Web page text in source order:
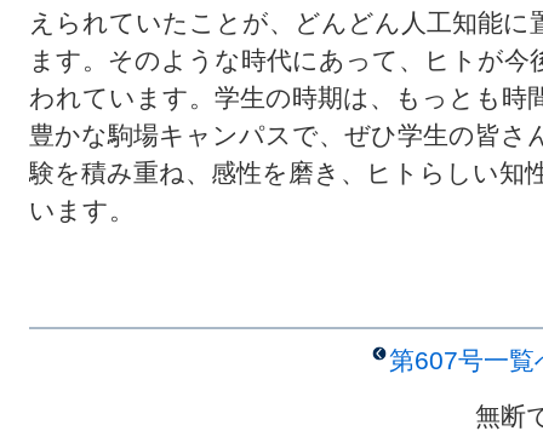
えられていたことが、どんどん人工知能
ます。そのような時代にあって、ヒトが
われています。学生の時期は、もっとも時
豊かな駒場キャンパスで、ぜひ学生の皆さ
験を積み重ね、感性を磨き、ヒトらしい知
います。
第607号一覧
無断